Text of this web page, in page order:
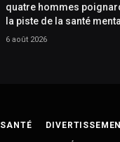
quatre hommes
la piste de la santé
6 août 2026
SANTÉ